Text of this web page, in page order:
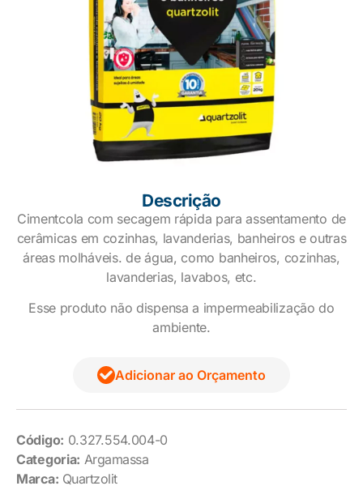
Descrição
Cimentcola com secagem rápida para assentamento de
cerâmicas em cozinhas, lavanderias, banheiros e outras
áreas molháveis. de água, como banheiros, cozinhas,
lavanderias, lavabos, etc.
Esse produto não dispensa a impermeabilização do
ambiente.
Adicionar ao Orçamento
Código: 0.327.554.004-0
Categoria: Argamassa
Marca: Quartzolit